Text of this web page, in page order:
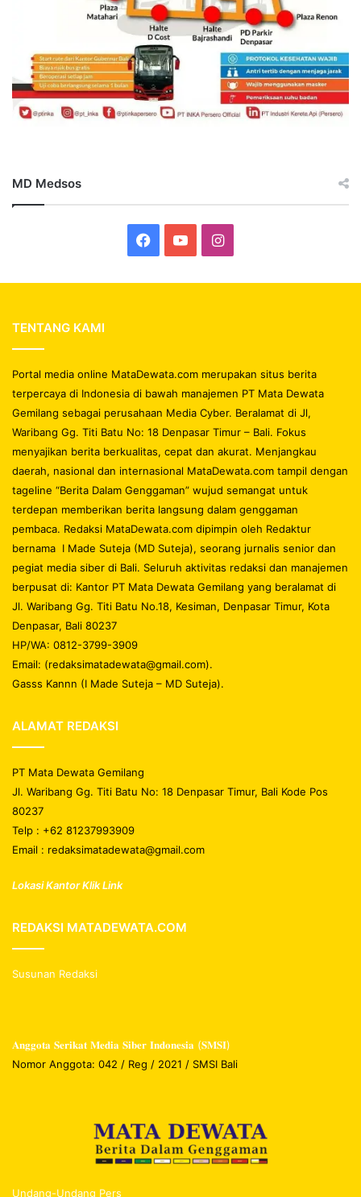
MD Medsos
Facebook
YouTubeInstagram
TENTANG KAMI
Portal media online MataDewata.com merupakan situs berita
terpercaya di Indonesia di bawah manajemen PT Mata Dewata
Gemilang sebagai perusahaan Media Cyber. Beralamat di Jl,
Waribang Gg. Titi Batu No: 18 Denpasar Timur – Bali. Fokus
menyajikan berita berkualitas, cepat dan akurat. Menjangkau
daerah, nasional dan internasional MataDewata.com tampil dengan
tageline “Berita Dalam Genggaman” wujud semangat untuk
terdepan memberikan berita langsung dalam genggaman
pembaca. Redaksi MataDewata.com dipimpin oleh Redaktur
bernama I Made Suteja (MD Suteja), seorang jurnalis senior dan
pegiat media siber di Bali. Seluruh aktivitas redaksi dan manajemen
berpusat di: Kantor PT Mata Dewata Gemilang yang beralamat di
Jl. Waribang Gg. Titi Batu No.18, Kesiman, Denpasar Timur, Kota
Denpasar, Bali 80237
HP/WA: 0812-3799-3909
Email: (redaksimatadewata@gmail.com).
Gasss Kannn (I Made Suteja – MD Suteja).
ALAMAT REDAKSI
PT Mata Dewata Gemilang
Jl. Waribang Gg. Titi Batu No: 18 Denpasar Timur, Bali Kode Pos
80237
Telp : +62 81237993909
Email : redaksimatadewata@gmail.com
Lokasi Kantor Klik Link
REDAKSI MATADEWATA.COM
Susunan Redaksi
𝐀𝐧𝐠𝐠𝐨𝐭𝐚 𝐒𝐞𝐫𝐢𝐤𝐚𝐭 𝐌𝐞𝐝𝐢𝐚 𝐒𝐢𝐛𝐞𝐫 𝐈𝐧𝐝𝐨𝐧𝐞𝐬𝐢𝐚 (𝐒𝐌𝐒𝐈)
Nomor Anggota: 042 / Reg / 2021 / SMSI Bali
Undang-Undang Pers